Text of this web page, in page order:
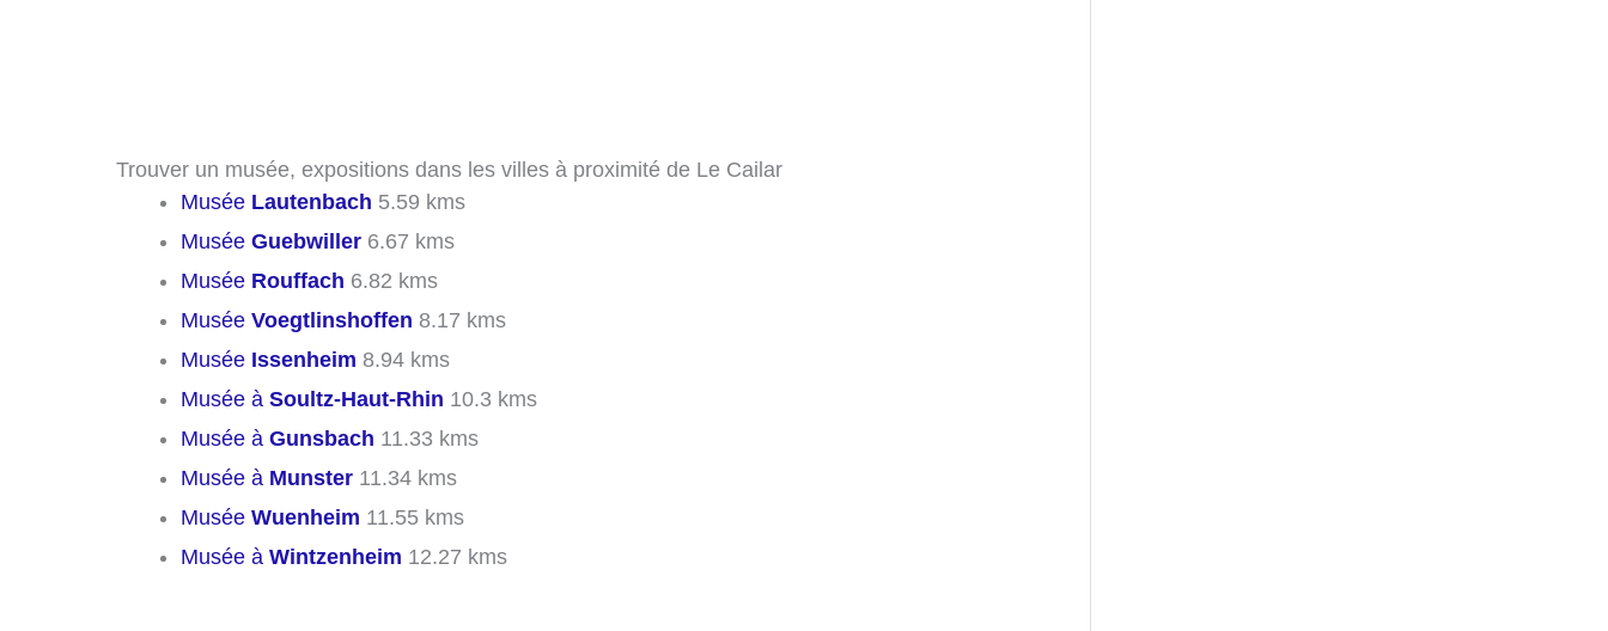
Trouver un musée, expositions dans les villes à proximité de Le Cailar
Musée Lautenbach 5.59 kms
Musée Guebwiller 6.67 kms
Musée Rouffach 6.82 kms
Musée Voegtlinshoffen 8.17 kms
Musée Issenheim 8.94 kms
Musée à Soultz-Haut-Rhin 10.3 kms
Musée à Gunsbach 11.33 kms
Musée à Munster 11.34 kms
Musée Wuenheim 11.55 kms
Musée à Wintzenheim 12.27 kms